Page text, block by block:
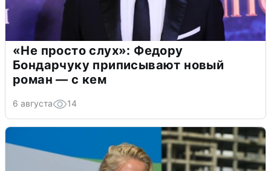
«Не просто слух»: Федору
Бондарчуку приписывают новый
роман — с кем
6 августа 14